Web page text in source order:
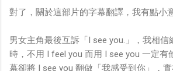
對了，關於這部片的字幕翻譯，我有點小
男女主角最後互訴「I see you.」，我相信
時，不用 I feel you 而用 I see you 一定有
幕卻將 I see you 翻做「我感受到你」，